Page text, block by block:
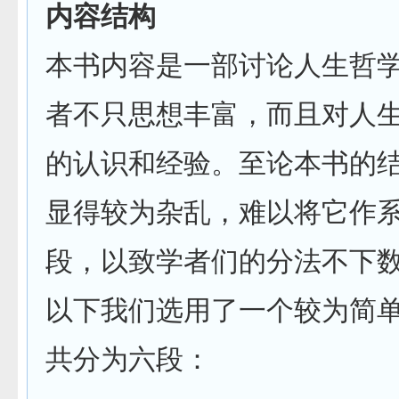
内容结构
本书内容是一部讨论人生哲
者不只思想丰富，而且对人
的认识和经验。至论本书的
显得较为杂乱，难以将它作
段，以致学者们的分法不下
以下我们选用了一个较为简
共分为六段：